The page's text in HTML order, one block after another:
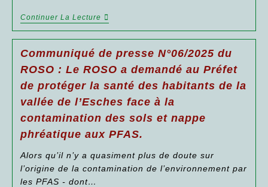
Devant
La
Cour
D’appel
De
Douai.
Jugement
Du
Tribunal
Administratif
Du
Mars
2024
Est
Intercommunal
À
Vocation
Multiple
Des
Fontaines,
La
Mairie
De
Giraumont,
Sivom
De
Margny-
Matz,
La
Continuer La LectureCommuniqué
Du
ROSO
:
Le
S’opposera
Au
Projet
De
Seveso
–
Entrepôt
Communiqué de presse N°06/2025 du
ROSO : Le ROSO a demandé au Préfet
de protéger la santé des habitants de la
vallée de l’Esches face à la
contamination des sols et nappe
phréatique aux PFAS.
Alors qu’il n’y a quasiment plus de doute sur
l’origine de la contamination de l’environnement par
les PFAS - dont…